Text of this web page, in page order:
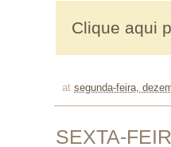
Clique aqui
at segunda-feira,
SEXTA-